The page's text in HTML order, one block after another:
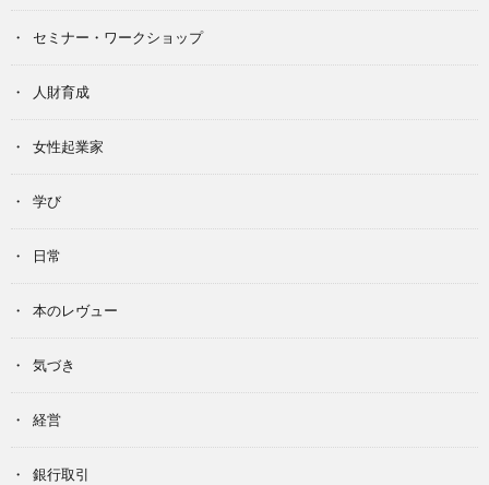
セミナー・ワークショップ
人財育成
女性起業家
学び
日常
本のレヴュー
気づき
経営
銀行取引